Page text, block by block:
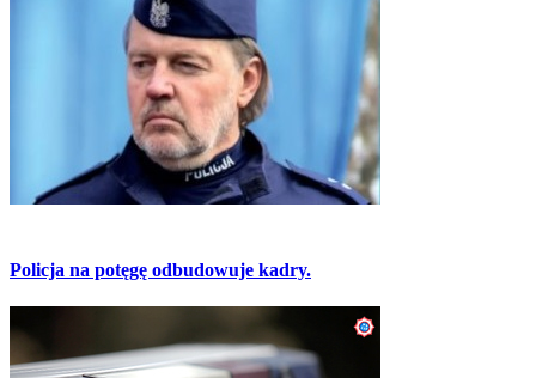
Policja na potęgę odbudowuje kadry.